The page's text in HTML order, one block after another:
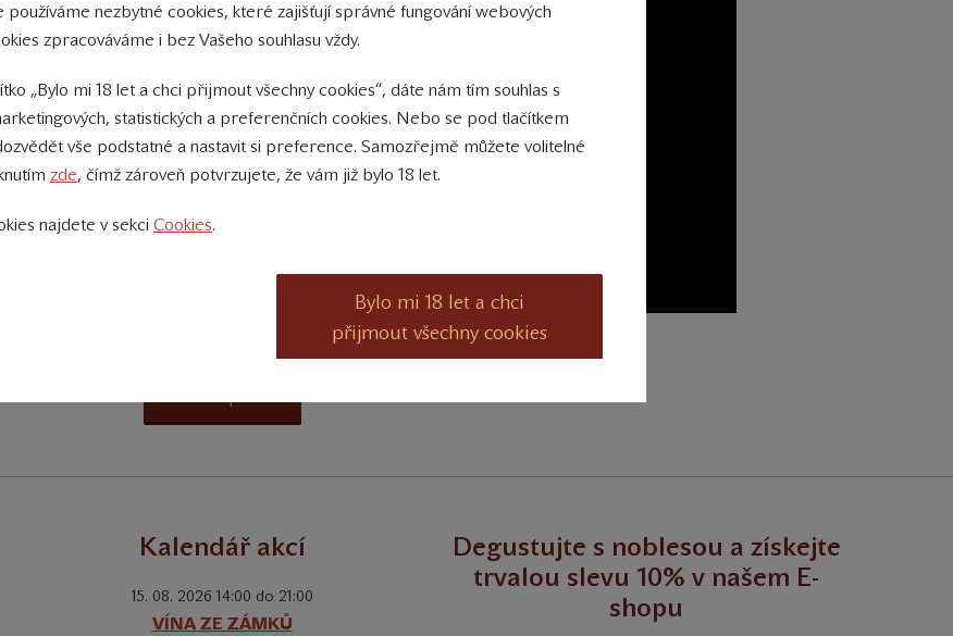
Kalendář akcí
15. 08. 2026 14:00 do 21:00
VÍNA ZE ZÁMKŮ
Degustujte s noblesou a získejte
trvalou slevu 10% v našem E-
shopu
používáme nezbytné cookies, které zajišťují správné fungování webových
zpracováváme i bez Vašeho souhlasu vždy.
„Bylo mi 18 let a chci přijmout všechny cookies“, dáte nám tím souhlas s
statistických a preferenčních cookies. Nebo se pod tlačítkem
vše podstatné a nastavit si preference. Samozřejmě můžete volitelné
zde, čímž zároveň potvrzujete, že vám již bylo 18 let.
najdete v sekci Cookies.
Bylo mi 18 let a chci
přijmout všechny cookies